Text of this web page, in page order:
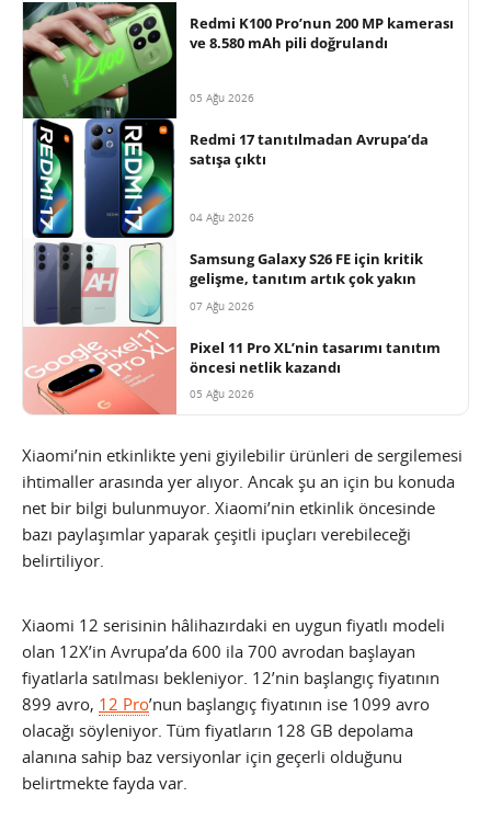
Redmi K100 Pro’nun 200 MP kamerası
ve 8.580 mAh pili doğrulandı
05 Ağu 2026
Redmi 17 tanıtılmadan Avrupa’da
satışa çıktı
04 Ağu 2026
Samsung Galaxy S26 FE için kritik
gelişme, tanıtım artık çok yakın
07 Ağu 2026
Pixel 11 Pro XL’nin tasarımı tanıtım
öncesi netlik kazandı
05 Ağu 2026
Xiaomi’nin etkinlikte yeni giyilebilir ürünleri de sergilemesi
ihtimaller arasında yer alıyor. Ancak şu an için bu konuda
net bir bilgi bulunmuyor. Xiaomi’nin etkinlik öncesinde
bazı paylaşımlar yaparak çeşitli ipuçları verebileceği
belirtiliyor.
Xiaomi 12 serisinin hâlihazırdaki en uygun fiyatlı modeli
olan 12X’in Avrupa’da 600 ila 700 avrodan başlayan
fiyatlarla satılması bekleniyor. 12’nin başlangıç fiyatının
899 avro, 12 Pro’nun başlangıç fiyatının ise 1099 avro
olacağı söyleniyor. Tüm fiyatların 128 GB depolama
alanına sahip baz versiyonlar için geçerli olduğunu
belirtmekte fayda var.